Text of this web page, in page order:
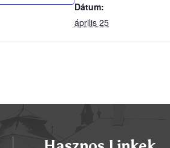
Dátum:
április 25